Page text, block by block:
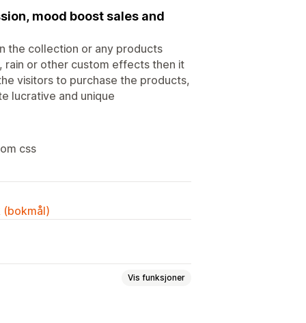
mood boost sales and
the collection or any products
or other custom effects then it
visitors to purchase the products,
lucrative and unique
css
(bokmål)
Vis funksjoner